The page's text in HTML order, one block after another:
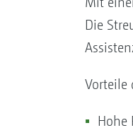
Die
Vorteile
Hohe